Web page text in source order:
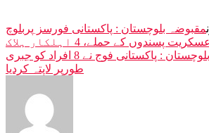
مقبوضہ بلوچستان : پاکستانی فورسز پربلوچ
عسکریت پسندوں کے حملے، 4 اہلکار ہلاک
مقبوضہ بلوچستان : پاکستانی فوج نے 8 افراد کو جبری
طورپر لاپتہ کردیا